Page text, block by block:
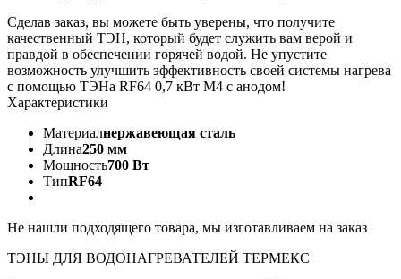
Сделав заказ, вы можете быть уверены, что получите
качественный ТЭН, который будет служить вам верой и
правдой в обеспечении горячей водой. Не упустите
возможность улучшить эффективность своей системы нагрева
с помощью ТЭНа RF64 0,7 кВт M4 с анодом!
Характеристики
Материалнержавеющая сталь
Длина250 мм
Мощность700 Вт
ТипRF64
Не нашли подходящего товара, мы изготавливаем на заказ
ТЭНЫ ДЛЯ ВОДОНАГРЕВАТЕЛЕЙ ТЕРМЕКС